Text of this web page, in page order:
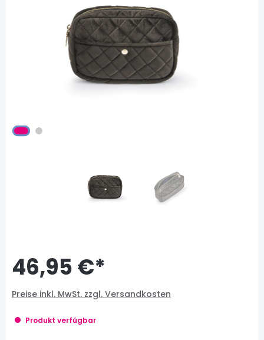
46,95 €*
Preise inkl. MwSt. zzgl. Versandkosten
Produkt verfügbar